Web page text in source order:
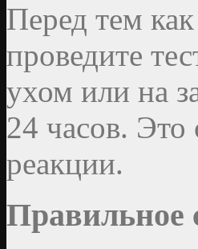
Перед тем
проведите
ухом или на
24 часов. Это
реакции.
Правильное